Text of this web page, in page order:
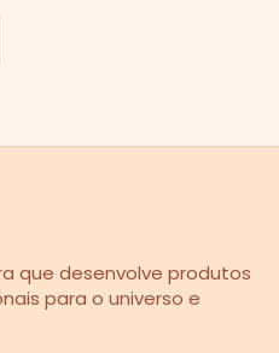
que desenvolve produtos
para o universo e